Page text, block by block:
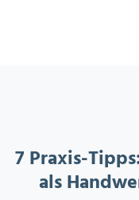
7 Praxis-
als